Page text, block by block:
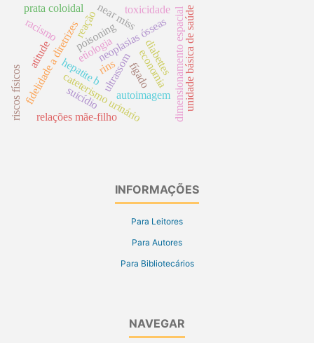
hepatite b
neoplasias ósseas
poisoning
ultrassom
cateterismo urinário
near miss
fidelidade a diretrizes
relações mãe-filho dimensionamento espacial
riscos físicos unidade básica de saúde
autoimagem
economia
suicídio
reação
prata coloidal
diabettes
toxicidade
fígado
rins
racismo
atitude etiologia
INFORMAÇÕES
Para Leitores
Para Autores
Para Bibliotecários
NAVEGAR